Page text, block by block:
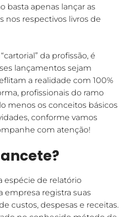
basta apenas lançar as
nos respectivos livros de
da profissão, é
lançamentos sejam
a realidade com 100%
profissionais do ramo
menos os conceitos básicos
conforme vamos
com atenção!
espécie de relatório
registra suas
custos, despesas e receitas.